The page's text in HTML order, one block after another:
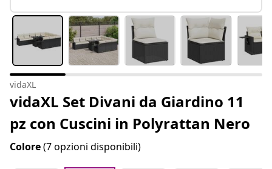
vidaXL
vidaXL Set Divani da Giardino 11
pz con Cuscini in Polyrattan Nero
Colore(7 opzioni disponibili)